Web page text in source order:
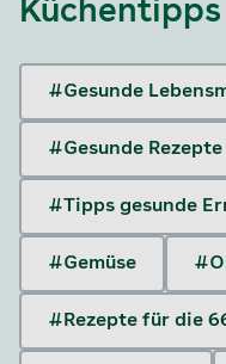
Küchentipps
#Gesunde
#Gesunde Rezepte
#Tipps gesunde
#Gemüse
#Rezepte für die